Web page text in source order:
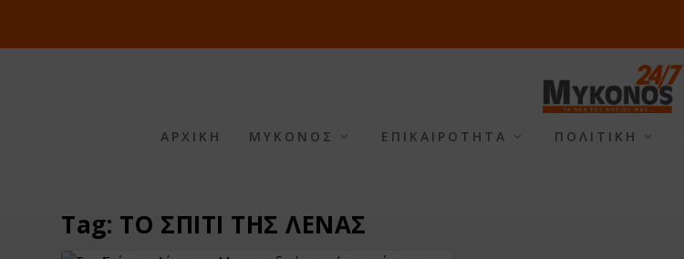
ΑΡΧΙΚΗ ΜΥΚΟΝΟΣ ΕΠΙΚΑΙΡΟΤΗΤΑ ΠΟΛΙΤΙΚΗ
Tag: ΤΟ ΣΠΙΤΙ ΤΗΣ ΛΕΝΑΣ